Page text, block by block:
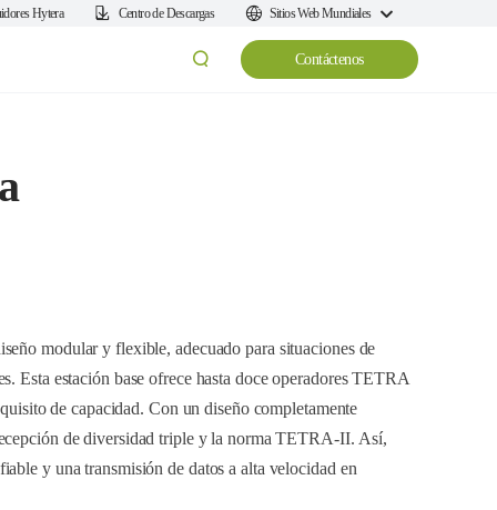
Hytera Centro de Descargas Sitios Web Mundiales
Contáctenos
modular y flexible, adecuado para situaciones de
Esta estación base ofrece hasta doce operadores TETRA
de capacidad. Con un diseño completamente
de diversidad triple y la norma TETRA-II. Así,
y una transmisión de datos a alta velocidad en